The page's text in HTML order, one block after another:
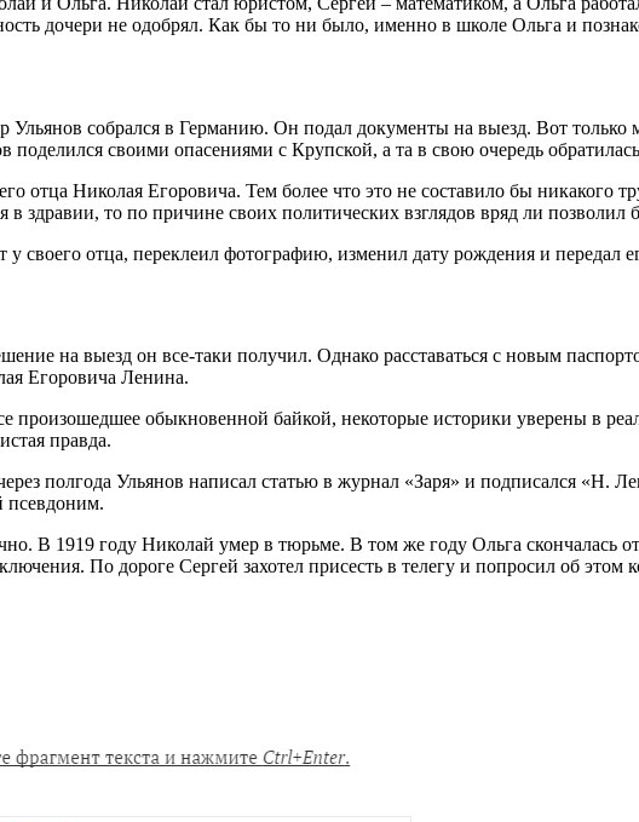
дочери не одобрял. Как бы то ни было, именно в школе Ольга и
собрался в Германию. Он подал документы на выезд. Вот только
поделился своими опасениями с Крупской, а та в свою очередь
отца Николая Егоровича. Тем более что это не составило бы никакого
здравии, то по причине своих политических взглядов вряд ли позволил
своего отца, переклеил фотографию, изменил дату рождения и передал
на выезд он все-таки получил. Однако расставаться с новым
Егоровича Ленина.
произошедшее обыкновенной байкой, некоторые историки уверены в
правда.
полгода Ульянов написал статью в журнал «Заря» и подписался «Н.
псевдоним.
В 1919 году Николай умер в тюрьме. В том же году Ольга скончалась
По дороге Сергей захотел присесть в телегу и попросил об